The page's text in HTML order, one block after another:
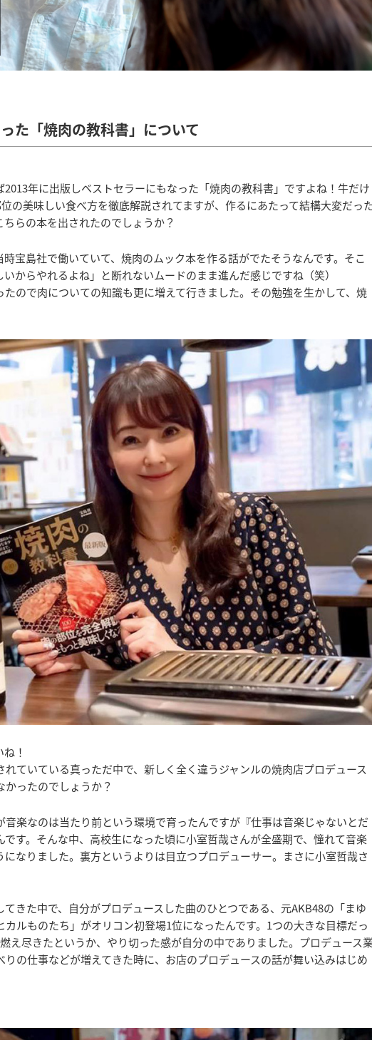
た「焼肉の教科書」について
年に出版しベストセラーにもなった「焼肉の教科書」ですよね！牛だけ
の美味しい食べ方を徹底解説されてますが、作るにあたって結構大変だっ
らの本を出されたのでしょうか？
宝島社で働いていて、焼肉のムック本を作る話がでたそうなんです。そこ
からやれるよね」と断れないムードのまま進んだ感じですね（笑）
ので肉についての知識も更に増えて行きました。その勉強を生かして、焼
！
ていている真っただ中で、新しく全く違うジャンルの焼肉店プロデュース
ったのでしょうか？
楽なのは当たり前という環境で育ったんですが『仕事は音楽じゃないとだ
す。そんな中、高校生になった頃に小室哲哉さんが全盛期で、憧れて音楽
なりました。裏方というよりは目立つプロデューサー。まさに小室哲哉さ
きた中で、自分がプロデュースした曲のひとつである、元AKB48の「まゆ
ルものたち」がオリコン初登場1位になったんです。1つの大きな目標だっ
え尽きたというか、やり切った感が自分の中でありました。プロデュース
の仕事などが増えてきた時に、お店のプロデュースの話が舞い込みはじめ